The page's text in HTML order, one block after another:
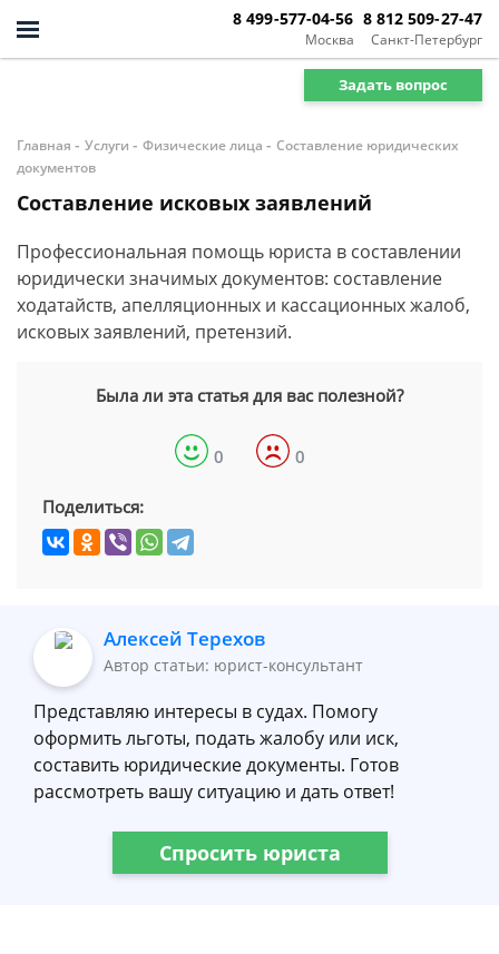
Москва
8 499-577-04-56
Санкт-Петербург
8 812 509-27-47
Задать вопрос
Главная - Услуги - Физические лица - Составление юридических
документов
Составление исковых заявлений
Профессиональная помощь юриста в составлении
юридически значимых документов: составление
ходатайств, апелляционных и кассационных жалоб,
исковых заявлений, претензий.
Была ли эта статья для вас полезной?
0 0
Поделиться:
Алексей Терехов
Автор статьи: юрист-консультант
Представляю интересы в судах. Помогу
оформить льготы, подать жалобу или иск,
составить юридические документы. Готов
рассмотреть вашу ситуацию и дать ответ!
Спросить юриста